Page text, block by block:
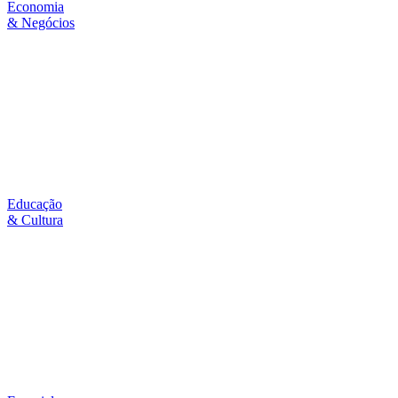
Economia
& Negócios
Educação
& Cultura